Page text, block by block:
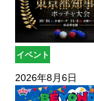
イベント
2026年8月6日